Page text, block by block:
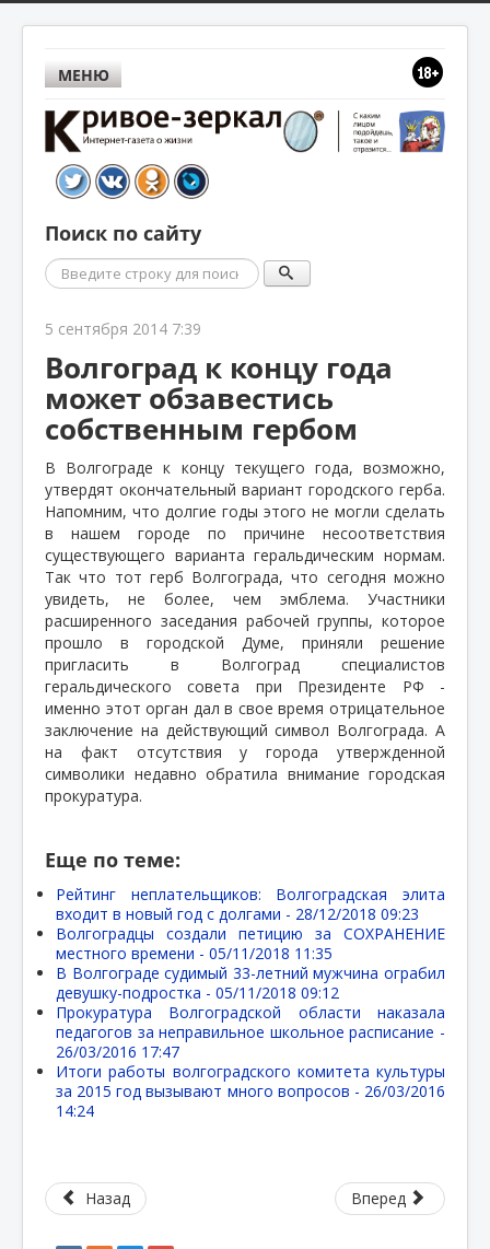
МЕНЮ
Поиск по сайту
Поиск
5 сентября 2014 7:39
Волгоград к концу года
может обзавестись
собственным гербом
В Волгограде к концу текущего года, возможно,
утвердят окончательный вариант городского герба.
Напомним, что долгие годы этого не могли сделать
в нашем городе по причине несоответствия
существующего варианта геральдическим нормам.
Так что тот герб Волгограда, что сегодня можно
увидеть, не более, чем эмблема. Участники
расширенного заседания рабочей группы, которое
прошло в городской Думе, приняли решение
пригласить в Волгоград специалистов
геральдического совета при Президенте РФ -
именно этот орган дал в свое время отрицательное
заключение на действующий символ Волгограда. А
на факт отсутствия у города утвержденной
символики недавно обратила внимание городская
прокуратура.
Еще по теме:
Рейтинг неплательщиков: Волгоградская элита
входит в новый год с долгами - 28/12/2018 09:23
Волгоградцы создали петицию за СОХРАНЕНИЕ
местного времени - 05/11/2018 11:35
В Волгограде судимый 33-летний мужчина ограбил
девушку-подростка - 05/11/2018 09:12
Прокуратура Волгоградской области наказала
педагогов за неправильное школьное расписание -
26/03/2016 17:47
Итоги работы волгоградского комитета культуры
за 2015 год вызывают много вопросов - 26/03/2016
14:24
Назад Вперед